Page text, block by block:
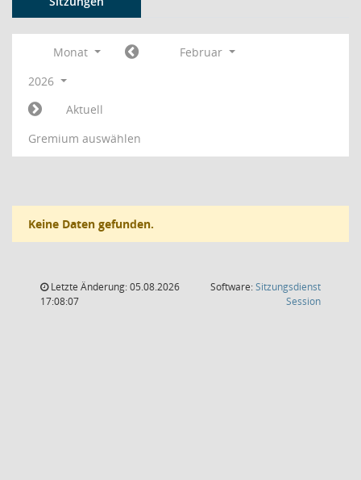
Monat
Februar
2026
Aktuell
Gremium auswählen
Keine Daten gefunden.
Letzte Änderung: 05.08.2026
17:08:07
Software:Sitzungsdienst
Session(Wird in